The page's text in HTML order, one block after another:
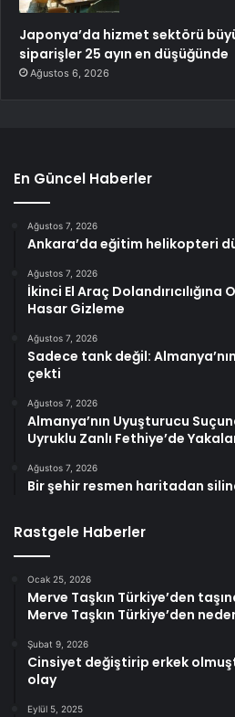
Japonya’da hizmet sektörü
siparişler 25 ayın en düşüğünde
Ağustos 6, 2026
En Güncel Haberler
Ağustos 7, 2026
Ankara’da eğitim helikopteri
Ağustos 7, 2026
İkinci El Araç
Hasar Gizleme
Ağustos 7, 2026
Sadece tank değil:
çekti
Ağustos 7, 2026
Almanya’nın Uyuşturucu
Uyruklu Zanlı Fethiye’de
Ağustos 7, 2026
Bir şehir resmen haritadan
Rastgele Haberler
Ocak 25, 2026
Merve Taşkın Türkiye’den
Merve Taşkın Türkiye’den
Şubat 9, 2026
Cinsiyet değiştirip erkek
olay
Eylül 5, 2025